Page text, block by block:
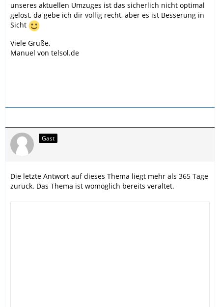
unseres aktuellen Umzuges ist das sicherlich nicht optimal
gelöst, da gebe ich dir völlig recht, aber es ist Besserung in
Sicht
Viele Grüße,
Manuel von telsol.de
Gast
Die letzte Antwort auf dieses Thema liegt mehr als 365 Tage
zurück. Das Thema ist womöglich bereits veraltet.